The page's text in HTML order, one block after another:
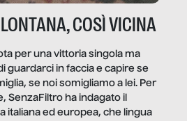
COSÌ VICINA
per una vittoria singola ma
guardarci in faccia e capire se
se noi somigliamo a lei. Per
SenzaFiltro ha indagato il
italiana ed europea, che lingua